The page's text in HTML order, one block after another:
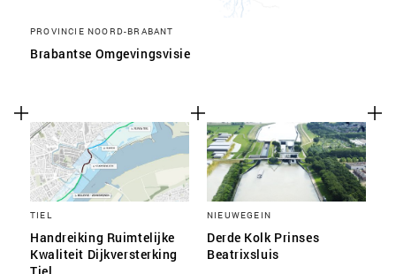
PROVINCIE NOORD-BRABANT
Brabantse Omgevingsvisie
TIEL
Handreiking Ruimtelijke
Kwaliteit Dijkversterking
NIEUWEGEIN
Derde Kolk Prinses
Beatrixsluis